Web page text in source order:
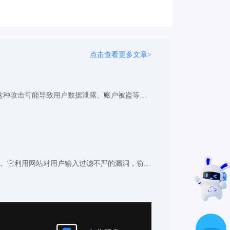
点击查看更多文章>
XSS攻击是一种常见的网络安全威胁，黑客通过注入恶意脚本到网页中，当其他用户访问时就会执行这些脚本。这种攻击可能导致用户数据泄露、账户被盗等严重后果。了解XSS攻击的原理和类型，掌握有效的防范措施，对网站安全至关重要。 XSS攻击有哪些常见类型？ XSS攻击主要分为反射型、存储型和DOM型三种。反射型XSS通常出现在URL参数中，攻击者构造恶意链接诱骗用户点击。存储型XSS则将恶意脚本永久保存在服务器数据库中，影响所有访问特定页面的用户。DOM型XSS则完全在客户端执行，不经过服务器处理。 每种XSS攻击都有其特点，但核心都是利用网站对用户输入的不充分过滤。黑客通过精心构造的输入，让浏览器误以为是合法脚本而执行。这种攻击隐蔽性强，普通用户很难察觉。 如何有效防范XSS攻击？ 防范XSS需要从开发阶段就开始重视。对用户输入进行严格过滤和转义是最基本的防护措施。使用内容安全策略(CSP)可以限制脚本执行的来源，有效减少XSS风险。设置HttpOnly属性的cookie能防止JavaScript访问敏感cookie信息。 对于网站运营者来说，定期进行安全审计和漏洞扫描同样重要。使用专业的Web应用防火墙(WAF)能够拦截大多数XSS攻击尝试。快快网络的WAF应用防护墙提供了强大的XSS防护功能，通过多层次的检测机制有效阻断恶意请求。 XSS攻击虽然危险，但通过正确的防护措施完全可以避免。保持警惕，及时更新防护策略，才能确保网站和用户数据的安全。
在 Web 安全威胁中，XSS 攻击是针对前端页面的常见攻击手段，通过注入恶意脚本代码，在用户浏览器中执行非法操作。它利用网站对用户输入过滤不严的漏洞，窃取 Cookie、篡改页面内容，对用户隐私和网站安全构成严重威胁，是 Web 开发需重点防范的风险之一。一、XSS 攻击的定义与核心特征是什么？1、基本定义与本质XSS（跨站脚本攻击）是攻击者将恶意 JavaScript 代码注入网页，当用户访问受感染页面时，脚本在浏览器中执行的攻击方式。其本质是利用网站对用户输入内容未做严格过滤与转义，导致恶意代码被浏览器解析执行，关键词包括 XSS 攻击、恶意脚本注入、代码执行。2、核心特征体现具有隐蔽性，恶意脚本常伪装成正常内容（如评论、表单输入），不易被察觉；攻击目标直接针对用户，通过窃取 Cookie、会话令牌等信息盗用用户身份；依赖用户交互触发，需用户访问含恶意代码的页面才能生效，关键词包括隐蔽性、用户靶向、交互触发。二、XSS 攻击的常见类型与攻击手段有哪些？1、按攻击方式划分的类型存储型 XSS 将恶意代码存储在网站服务器（如数据库），用户访问含代码的页面时触发，常见于论坛评论、用户留言功能；反射型 XSS 通过 URL 参数注入代码，用户点击恶意链接后代码被反射执行，多出现于搜索框、表单提交场景，关键词包括存储型 XSS、反射型 XSS、代码存储。2、典型攻击实施手段在输入框提交含